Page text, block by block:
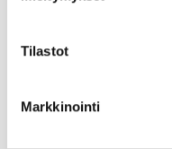
Tilastot
Markkinointi